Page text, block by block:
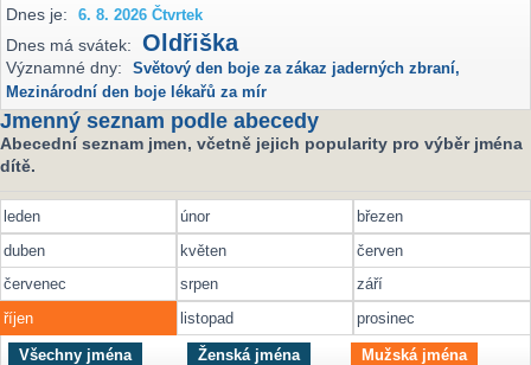
Dnes je:
6. 8. 2026 Čtvrtek
Dnes má svátek: Oldřiška
Významné dny: Světový den boje za zákaz jaderných zbraní,
Mezinárodní den boje lékařů za mír
Jmenný seznam podle abecedy
Abecední seznam jmen, včetně jejich popularity pro výběr jména
dítě.
leden únor
březen
duben
květen
červen
červenec
srpen
září
říjen
listopad prosinec
Všechny jména Ženská jména Mužská jména